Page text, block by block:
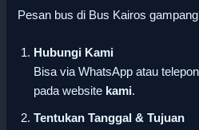
Pesan bus di Bus Kairos
Hubungi Kami
Bisa via WhatsApp atau
pada website kami.
Tentukan Tanggal & Tujuan